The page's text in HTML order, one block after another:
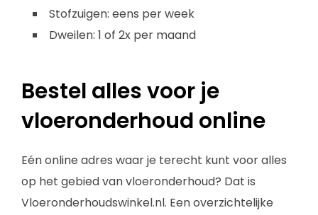
Stofzuigen: eens per week
Dweilen: 1 of 2x per maand
Bestel alles voor je
vloeronderhoud online
Eén online adres waar je terecht kunt voor alles
op het gebied van vloeronderhoud? Dat is
Vloeronderhoudswinkel.nl. Een overzichtelijke